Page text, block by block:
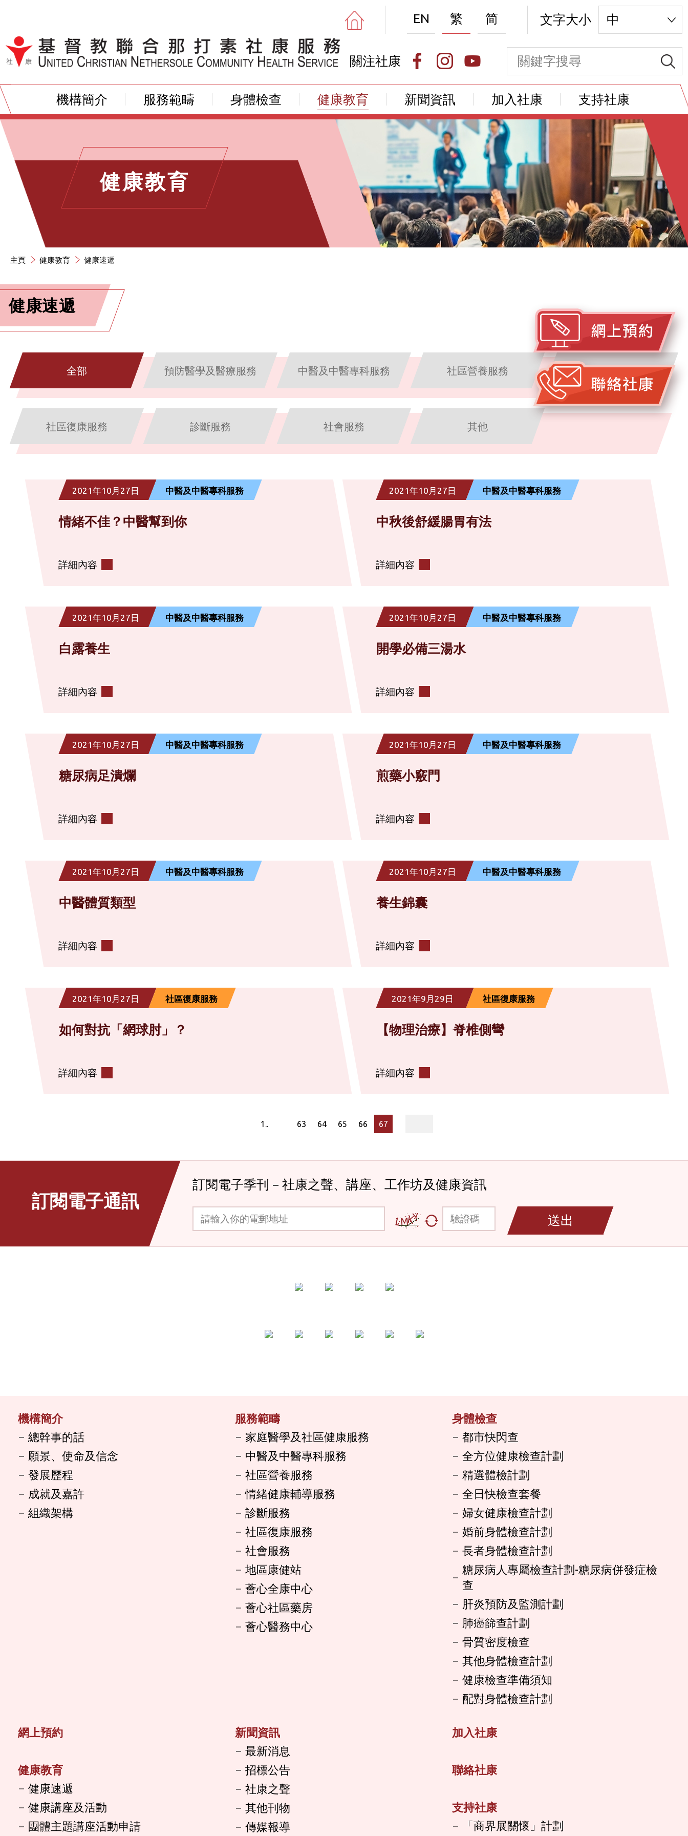
跳到內容（按輸入鍵）
EN 繁 简 文字大小 中
關注社康
機構簡介 服務範疇 身體檢查 健康教育 新聞資訊 加入社康 支持社康
健康教育
主頁 健康教育 健康速遞
健康速遞
全部 預防醫學及醫療服務 中醫及中醫專科服務 社區營養服務 情緒健康輔導服務
社區復康服務 診斷服務 社會服務 其他
2021年10月27日 中醫及中醫專科服務
情緒不佳？中醫幫到你
詳細內容
2021年10月27日 中醫及中醫專科服務
中秋後舒緩腸胃有法
詳細內容
2021年10月27日 中醫及中醫專科服務
白露養生
詳細內容
2021年10月27日 中醫及中醫專科服務
開學必備三湯水
詳細內容
2021年10月27日 中醫及中醫專科服務
糖尿病足潰爛
詳細內容
2021年10月27日 中醫及中醫專科服務
煎藥小竅門
詳細內容
2021年10月27日 中醫及中醫專科服務
中醫體質類型
詳細內容
2021年10月27日 中醫及中醫專科服務
養生錦囊
詳細內容
2021年10月27日 社區復康服務
如何對抗「網球肘」？
詳細內容
2021年9月29日 社區復康服務
【物理治療】脊椎側彎
詳細內容
1.. 63 64 65 66 67
訂閱電子通訊
訂閱電子季刊－社康之聲、講座、工作坊及健康資訊
請輸入你的電郵地址 驗證碼
送出
機構簡介
總幹事的話
願景、使命及信念
發展歷程
成就及嘉許
組織架構
服務範疇
家庭醫學及社區健康服務
中醫及中醫專科服務
社區營養服務
情緒健康輔導服務
診斷服務
社區復康服務
社會服務
地區康健站
薈心全康中心
薈心社區藥房
薈心醫務中心
身體檢查
都市快閃查
全方位健康檢查計劃
精選體檢計劃
全日快檢查套餐
婦女健康檢查計劃
婚前身體檢查計劃
長者身體檢查計劃
糖尿病人專屬檢查計劃-糖尿病併發症檢
查
肝炎預防及監測計劃
肺癌篩查計劃
骨質密度檢查
其他身體檢查計劃
健康檢查準備須知
配對身體檢查計劃
網上預約
健康教育
健康速遞
健康講座及活動
團體主題講座活動申請
新聞資訊
最新消息
招標公告
社康之聲
其他刊物
傳媒報導
加入社康
聯絡社康
支持社康
「商界展關懷」計劃